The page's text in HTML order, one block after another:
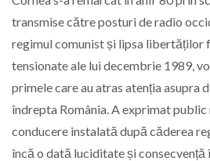
transmise către posturi de radio
regimul comunist și lipsa libertăților
tensionate ale lui decembrie 1989,
primele care au atras atenția asupra
îndrepta România. A exprimat public
conducere instalată după căderea
încă o dată luciditate și